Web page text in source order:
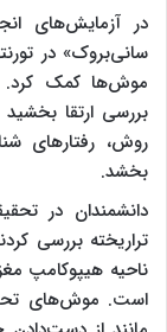
در آزمایش‌های
سانی‌بروک» در
موش‌ها کمک کرد.
بررسی ارتقا بخشید
روش، رفتارهای
بخشد.
دانشمندان در
تراریخته بررسی
ناحیه هیپوکامپ
است. موش‌های تحت